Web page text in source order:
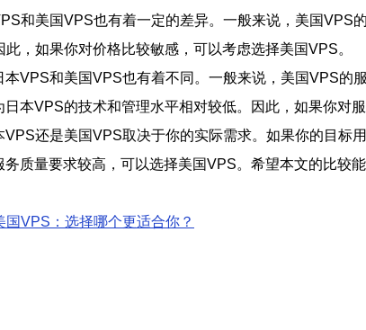
和美国VPS也有着一定的差异。一般来说，美国
，如果你对价格比较敏感，可以考虑选择美国VPS。
本VPS和美国VPS也有着不同。一般来说，美国VPS
本VPS的技术和管理水平相对较低。因此，如果你对
VPS还是美国VPS取决于你的实际需求。如果你的目
质量要求较高，可以选择美国VPS。希望本文的比较
国VPS：选择哪个更适合你？